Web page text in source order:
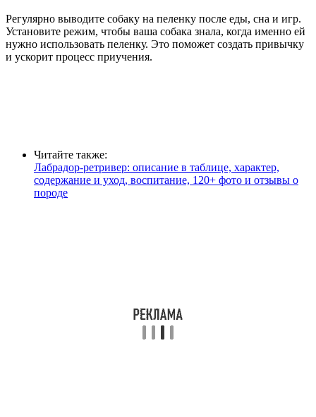
Регулярно выводите собаку на пеленку после еды, сна и игр.
Установите режим, чтобы ваша собака знала, когда именно ей
нужно использовать пеленку. Это поможет создать привычку
и ускорит процесс приучения.
Читайте также:
Лабрадор-ретривер: описание в таблице, характер,
содержание и уход, воспитание, 120+ фото и отзывы о
породе